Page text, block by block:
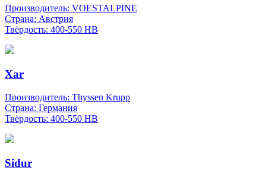
Производитель: VOESTALPINE
Страна: Австрия
Твёрдость: 400-550 НВ
Xar
Производитель: Thyssen Krupp
Страна: Германия
Твёрдость: 400-550 НВ
Sidur